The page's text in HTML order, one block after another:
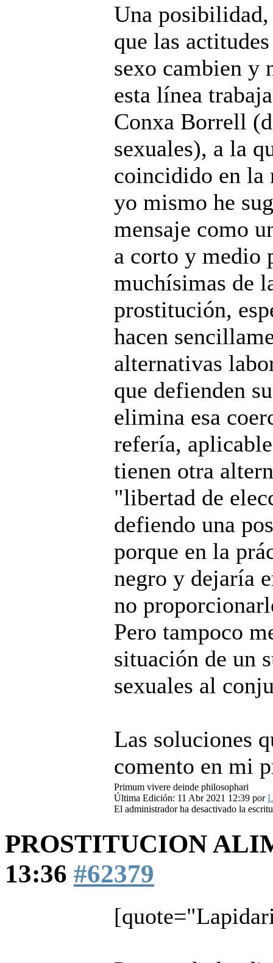
Una posibilidad,
que las
sexo cambien y
esta línea
Conxa Borrell
sexuales), a la
coincidido en la
yo mismo he
mensaje como
a corto y medio
muchísimas de
prostitución,
hacen
alternativas
que defienden
elimina esa
refería,
tienen otra
"libertad de
defiendo una
porque en la
negro y dejaría
no
Pero tampoco
situación de un
sexuales al
Las soluciones
comento en mi
Primum vivere deinde philosophari
Última Edición: 11 Abr 2021 12:39 por
El administrador ha desactivado la
PROSTITUCION
13:36 #62379